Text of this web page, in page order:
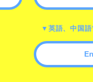
▼英語、中国語